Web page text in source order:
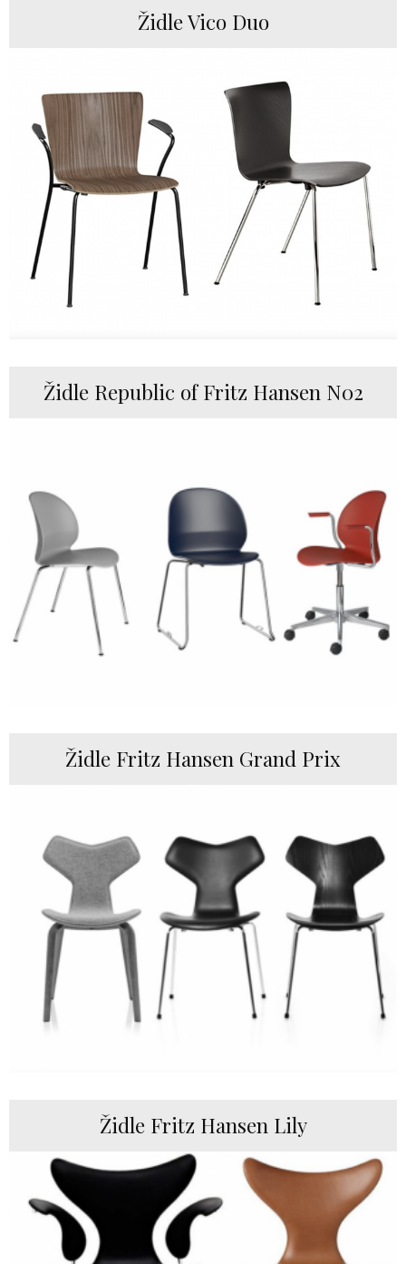
Židle Vico Duo
Židle Republic of Fritz Hansen N02
Židle Fritz Hansen Grand Prix
Židle Fritz Hansen Lily